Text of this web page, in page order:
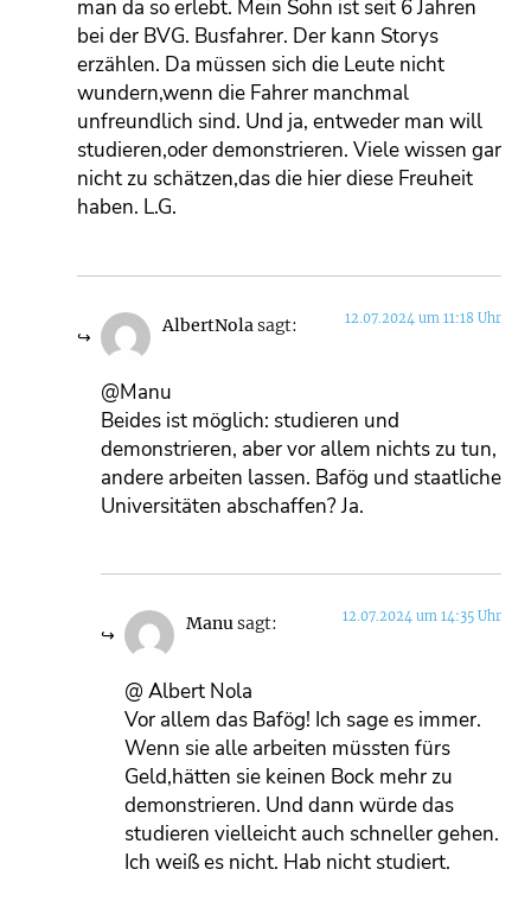
man da so erlebt. Mein Sohn ist seit 6 Jahren
bei der BVG. Busfahrer. Der kann Storys
erzählen. Da müssen sich die Leute nicht
wundern,wenn die Fahrer manchmal
unfreundlich sind. Und ja, entweder man will
studieren,oder demonstrieren. Viele wissen gar
nicht zu schätzen,das die hier diese Freuheit
haben. L.G.
AlbertNolasagt: 12.07.2024 um 11:18 Uhr
@Manu
Beides ist möglich: studieren und
demonstrieren, aber vor allem nichts zu tun,
andere arbeiten lassen. Bafög und staatliche
Universitäten abschaffen? Ja.
Manusagt: 12.07.2024 um 14:35 Uhr
@ Albert Nola
Vor allem das Bafög! Ich sage es immer.
Wenn sie alle arbeiten müssten fürs
Geld,hätten sie keinen Bock mehr zu
demonstrieren. Und dann würde das
studieren vielleicht auch schneller gehen.
Ich weiß es nicht. Hab nicht studiert.